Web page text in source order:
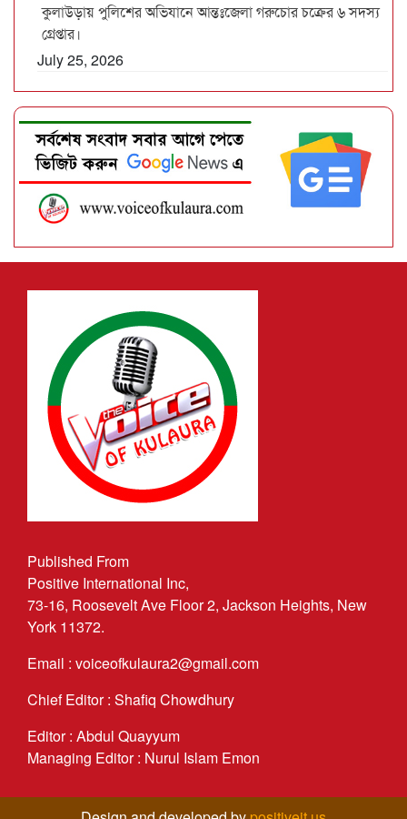
কুলাউড়ায় পুলিশের অভিযানে আন্তঃজেলা গরুচোর চক্রের ৬ সদস্য
গ্রেপ্তার।
July 25, 2026
Published From
Positive International Inc,
73-16, Roosevelt Ave Floor 2, Jackson Heights, New
York 11372.
Email : voiceofkulaura2@gmail.com
Chief Editor : Shafiq Chowdhury
Editor : Abdul Quayyum
Managing Editor : Nurul Islam Emon